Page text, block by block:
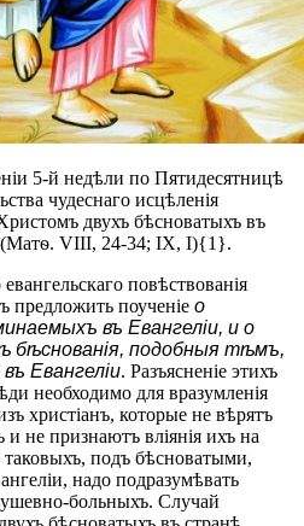
5-й недѣли по Пятидесятницѣ
чудеснаго исцѣленія
двухъ бѣсноватыхъ въ
(Матѳ. VIII, 24-34; IX, I){1}.
повѣствованія
предложить поученіе о
въ Евангеліи, и о
бѣснованія, подобныя тѣмъ,
Евангеліи. Разъясненіе этихъ
необходимо для вразумленія
христіанъ, которые не вѣрятъ
и не признаютъ вліянія ихъ на
подъ бѣсноватыми,
надо подразумѣвать
больныхъ. Случай